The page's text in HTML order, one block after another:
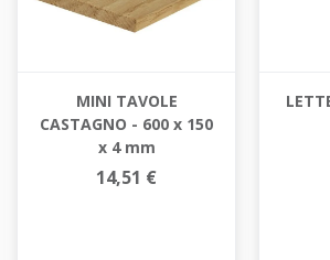
MINI TAVOLE
CASTAGNO - 600 x 150
x 4 mm
14,51 €